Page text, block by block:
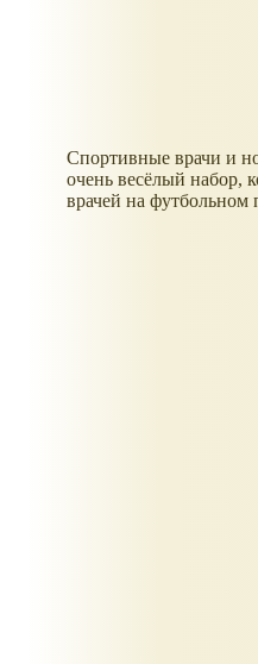
Спортивные врачи и
очень весёлый набор,
врачей на футбольном